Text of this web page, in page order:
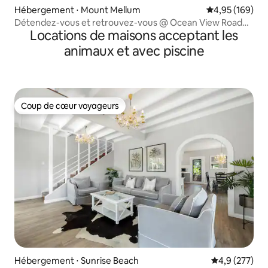
Hébergement ⋅ Mount Mellum Évaluation
4,95 (169)
Détendez-vous et retrouvez-vous @ Ocean View Road
Retreat
Locations de maisons acceptant les
animaux et avec piscine
Coup de cœur voyageurs
Coup de cœur voyageurs
Hébergement ⋅ Sunrise Beach Évaluation
4,9 (277)